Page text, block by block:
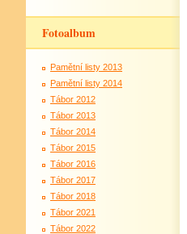
Fotoalbum
Pamětní listy 2013
Pamětní listy 2014
Tábor 2012
Tábor 2013
Tábor 2014
Tábor 2015
Tábor 2016
Tábor 2017
Tábor 2018
Tábor 2021
Tábor 2022